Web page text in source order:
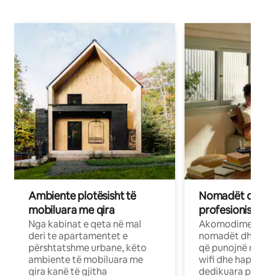
Ambiente plotësisht të
mobiluara me qira
Nga kabinat e qeta në mal
deri te apartamentet e
përshtatshme urbane, këto
ambiente të mobiluara me
qira kanë të gjitha
Nomadët
Akomodime
nomadët dhe
që punojnë në
wifi dhe
dedikuara